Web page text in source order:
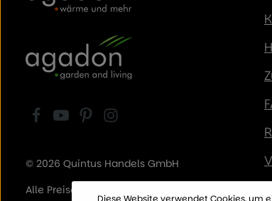
© 2026 Quintus Handels GmbH
Alle Preise inkl. der gesetzl. MwSt.
Diese Website verwendet Cookies, um